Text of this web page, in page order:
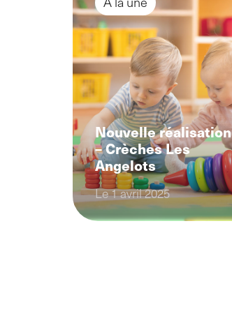
Nouvelle réalisation
– Crèches Les
Angelots
Le 1 avril 2025